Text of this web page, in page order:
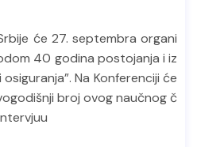
će 27. septembra organi
40 godina postojanja i iz
Na Konferenciji će
broj ovog naučnog č